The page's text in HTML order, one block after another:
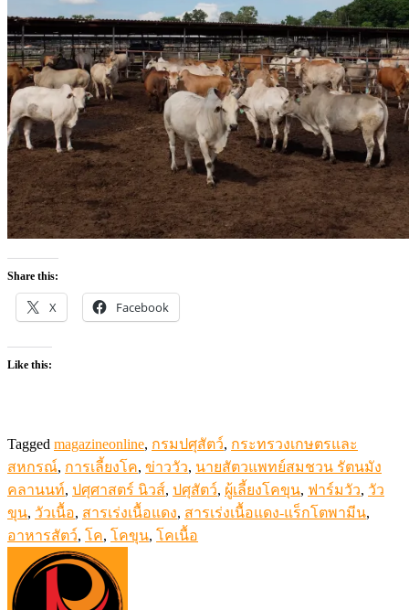
Share this:
X Facebook
Like this:
Tagged magazineonline, กรมปศุสัตว์, กระทรวงเกษตรและ
สหกรณ์, การเลี้ยงโค, ข่าววัว, นายสัตวแพทย์สมชวน รัตนมัง
คลานนท์, ปศุศาสตร์ นิวส์, ปศุสัตว์, ผู้เลี้ยงโคขุน, ฟาร์มวัว, วัว
ขุน, วัวเนื้อ, สารเร่งเนื้อแดง, สารเร่งเนื้อแดง-แร็กโตพามีน,
อาหารสัตว์, โค, โคขุน, โคเนื้อ